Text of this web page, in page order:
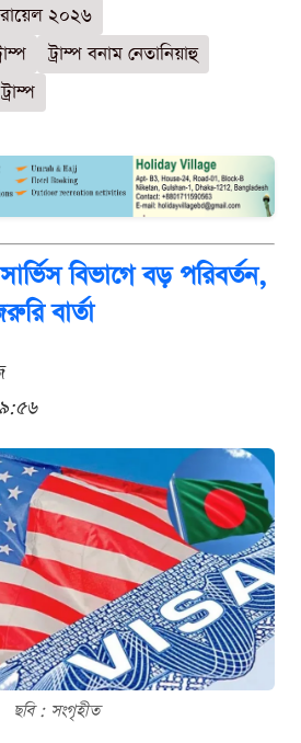
২০২৬
ট্রাম্প বনাম নেতানিয়াহু
বিভাগে বড় পরিবর্তন,
বার্তা
ছবি : সংগৃহীত